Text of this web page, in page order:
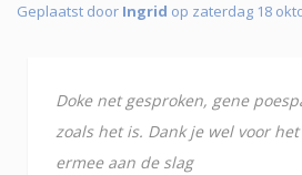
Geplaatst door Ingrid op zaterdag 18
Doke net gesproken, gene
zoals het is. Dank je wel voor
ermee aan de slag